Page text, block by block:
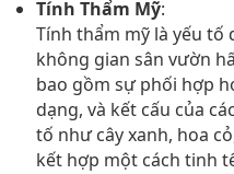
Tính Thẩm Mỹ:
Tính thẩm mỹ là yếu
không gian sân vườn
bao gồm sự phối hợp
dạng, và kết cấu của
tố như cây xanh, hoa
kết hợp một cách tinh